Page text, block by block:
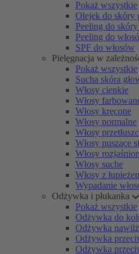
Pokaż wszystkie
Olejek do skóry
Peeling do
Peeling do
SPF do włosów
Pielęgnacja w
Pokaż wszystkie
Sucha skóra
Włosy cienkie
Włosy
Włosy kręcone
Włosy normalne
Włosy
Włosy puszące
Włosy
Włosy suche
Włosy z
Wypadanie
Odżywka i płukanka
Pokaż wszystkie
Odżywka do
Odżywka
Odżywka
Odżywka